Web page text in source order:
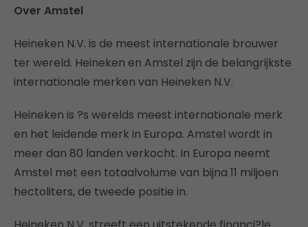
Over Amstel
Heineken N.V. is de meest internationale brouwer
ter wereld. Heineken en Amstel zijn de belangrijkste
internationale merken van Heineken N.V.
Heineken is ?s werelds meest internationale merk
en het leidende merk in Europa. Amstel wordt in
meer dan 80 landen verkocht. In Europa neemt
Amstel met een totaalvolume van bijna 11 miljoen
hectoliters, de tweede positie in.